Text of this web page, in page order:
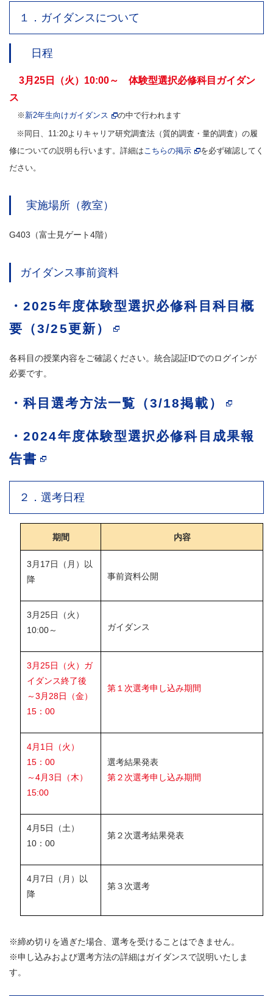
１．ガイダンスについて
日程
3月25日（火）10:00～ 体験型選択必修科目ガイダン
ス
※ 新2年生向けガイダンス
の中で行われます
※同日、11:20よりキャリア研究調査法（質的調査・量的調査）の履
修についての説明も行います。 詳細はこちらの掲示
を必ず確認してく
ださい。
実施場所（教室）
G403（富士見ゲート4階）
ガイダンス事前資料
・2025年度体験型選択必修科目科目概
要（3/25更新）
各科目の授業内容をご確認ください。統合認証IDでのログインが
必要です。
・科目選考方法一覧（3/18掲載）
・2024年度体験型選択必修科目成果報
告書
２．選考日程
期間 内容
3月17日（月）以
降
事前資料公開
3月25日（火）
10:00～
ガイダンス
3月25日（火）ガ
イダンス終了後
～3月28日（金）
15：00
第１次選考申し込み期間
4月1日（火）
15：00
～4月3日（木）
15:00
選考結果発表
第２次選考申し込み期間
4月5日（土）
10：00
第２次選考結果発表
4月7日（月）以
降
第３次選考
※締め切りを過ぎた場合、選考を受けることはできません。
※申し込みおよび選考方法の詳細はガイダンスで説明いたしま
す。